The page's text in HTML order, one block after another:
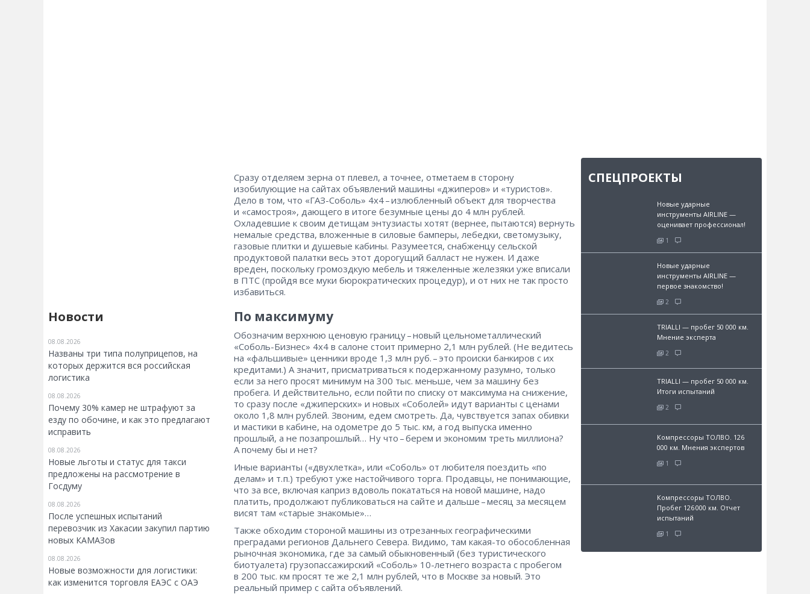
Новости
08.08.2026
Названы три типа полуприцепов, на
которых держится вся российская
логистика
08.08.2026
Почему 30% камер не штрафуют за
езду по обочине, и как это предлагают
исправить
08.08.2026
Новые льготы и статус для такси
предложены на рассмотрение в
Госдуму
08.08.2026
После успешных испытаний
перевозчик из Хакасии закупил партию
новых КАМАЗов
08.08.2026
Новые возможности для логистики:
как изменится торговля ЕАЭС с ОАЭ
Сразу отделяем зерна от плевел, а точнее, отметаем в сторону
изобилующие на сайтах объявлений машины «джиперов» и «туристов».
Дело в том, что «ГАЗ-Соболь» 4х4 – ​излюбленный объект для творчества
и «самостроя», дающего в итоге безумные цены до 4 млн рублей.
Охладевшие к своим детищам энтузиасты хотят (вернее, пытаются) вернуть
немалые средства, вложенные в силовые бамперы, лебедки, светомузыку,
газовые плитки и душевые кабины. Разумеется, снабженцу сельской
продуктовой палатки весь этот дорогущий балласт не нужен. И даже
вреден, поскольку громоздкую мебель и тяжеленные железяки уже вписали
в ПТС (пройдя все муки бюрократических процедур), и от них не так просто
избавиться.
По максимуму
Обозначим верхнюю ценовую границу – ​новый цельнометаллический
«Соболь-Бизнес» 4х4 в салоне стоит примерно 2,1 млн рублей. (Не ведитесь
на «фальшивые» ценники вроде 1,3 млн руб. – ​это происки банкиров с их
кредитами.) А значит, присматриваться к подержанному разумно, только
если за него просят минимум на 300 тыс. меньше, чем за машину без
пробега. И действительно, если пойти по списку от максимума на снижение,
то сразу после «джиперских» и новых «Соболей» идут варианты с ценами
около 1,8 млн рублей. Звоним, едем смотреть. Да, чувствуется запах обивки
и мастики в кабине, на одометре до 5 тыс. км, а год выпуска именно
прошлый, а не позапрошлый… Ну что – ​берем и экономим треть миллиона?
А почему бы и нет?
Иные варианты («двухлетка», или «Соболь» от любителя поездить «по
делам» и т. п.) требуют уже настойчивого торга. Продавцы, не понимающие,
что за все, включая каприз вдоволь покататься на новой машине, надо
платить, продолжают публиковаться на сайте и дальше – ​месяц за месяцем
висят там «старые знакомые»…
Также обходим стороной машины из отрезанных географическими
преградами регионов Дальнего Севера. Видимо, там какая-то обособленная
рыночная экономика, где за самый обыкновенный (без туристического
биотуалета) грузопассажирский «Соболь» 10-летнего возраста с пробегом
в 200 тыс. км просят те же 2,1 млн рублей, что в Москве за новый. Это
реальный пример с сайта объявлений.
СПЕЦПРОЕКТЫ
Новые ударные
инструменты AIRLINE —
оценивает профессионал!
1
Новые ударные
инструменты AIRLINE —
первое знакомство!
2
TRIALLI — пробег 50 000 км.
Мнение эксперта
2
TRIALLI — пробег 50 000 км.
Итоги испытаний
2
Компрессоры ТОЛВО. 126
000 км. Мнения экспертов
1
Компрессоры ТОЛВО.
Пробег 126 000 км. Отчет
испытаний
1